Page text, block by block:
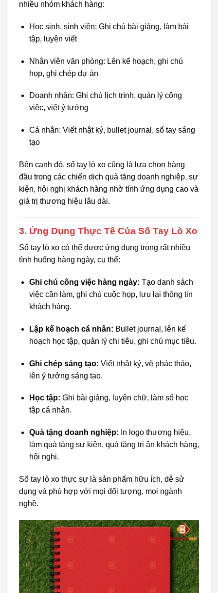
nhiều nhóm khách hàng:
Học sinh, sinh viên: Ghi chú bài giảng, làm bài
tập, luyện viết
Nhân viên văn phòng: Lên kế hoạch, ghi chú
họp, ghi chép dự án
Doanh nhân: Ghi chú lịch trình, quản lý công
việc, viết ý tưởng
Cá nhân: Viết nhật ký, bullet journal, sổ tay sáng
tạo
Bên cạnh đó, sổ tay lò xo cũng là lựa chọn hàng
đầu trong các chiến dịch quà tặng doanh nghiệp, sự
kiện, hội nghị khách hàng nhờ tính ứng dụng cao và
giá trị thương hiệu lâu dài.
3. Ứng Dụng Thực Tế Của Sổ Tay Lò Xo
Sổ tay lò xo có thể được ứng dụng trong rất nhiều
tình huống hàng ngày, cụ thể:
Ghi chú công việc hàng ngày: Tạo danh sách
việc cần làm, ghi chú cuộc họp, lưu lại thông tin
khách hàng.
Lập kế hoạch cá nhân: Bullet journal, lên kế
hoạch học tập, quản lý chi tiêu, ghi chú mục tiêu.
Ghi chép sáng tạo: Viết nhật ký, vẽ phác thảo,
lên ý tưởng sáng tạo.
Học tập: Ghi bài giảng, luyện chữ, làm sổ học
tập cá nhân.
Quà tặng doanh nghiệp: In logo thương hiệu,
làm quà tặng sự kiện, quà tặng tri ân khách hàng,
hội nghị.
Sổ tay lò xo thực sự là sản phẩm hữu ích, dễ sử
dụng và phù hợp với mọi đối tượng, mọi ngành
nghề.